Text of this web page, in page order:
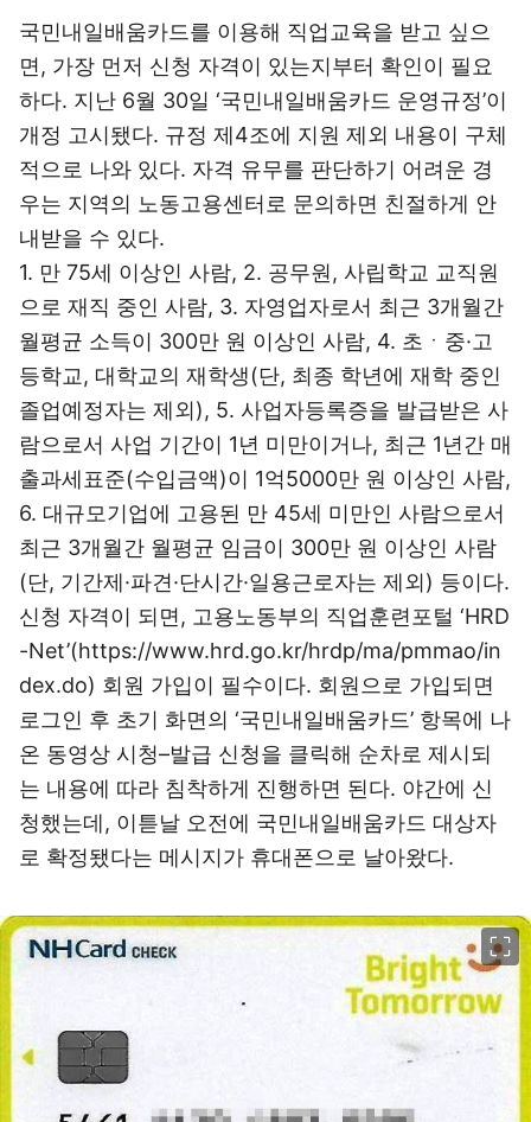
국민내일배움카드를 이용해 직업교육을 받고 싶으
면, 가장 먼저 신청 자격이 있는지부터 확인이 필요
하다. 지난 6월 30일 ‘국민내일배움카드 운영규정’이
개정 고시됐다. 규정 제4조에 지원 제외 내용이 구체
적으로 나와 있다. 자격 유무를 판단하기 어려운 경
우는 지역의 노동고용센터로 문의하면 친절하게 안
내받을 수 있다.
1. 만 75세 이상인 사람, 2. 공무원, 사립학교 교직원
으로 재직 중인 사람, 3. 자영업자로서 최근 3개월간
월평균 소득이 300만 원 이상인 사람, 4. 초ㆍ중·고
등학교, 대학교의 재학생(단, 최종 학년에 재학 중인
졸업예정자는 제외), 5. 사업자등록증을 발급받은 사
람으로서 사업 기간이 1년 미만이거나, 최근 1년간 매
출과세표준(수입금액)이 1억5000만 원 이상인 사람,
6. 대규모기업에 고용된 만 45세 미만인 사람으로서
최근 3개월간 월평균 임금이 300만 원 이상인 사람
(단, 기간제·파견·단시간·일용근로자는 제외) 등이다.
신청 자격이 되면, 고용노동부의 직업훈련포털 ‘HRD
-Net’(https://www.hrd.go.kr/hrdp/ma/pmmao/in
dex.do) 회원 가입이 필수이다. 회원으로 가입되면
로그인 후 초기 화면의 ‘국민내일배움카드’ 항목에 나
온 동영상 시청–발급 신청을 클릭해 순차로 제시되
는 내용에 따라 침착하게 진행하면 된다. 야간에 신
청했는데, 이튿날 오전에 국민내일배움카드 대상자
로 확정됐다는 메시지가 휴대폰으로 날아왔다.